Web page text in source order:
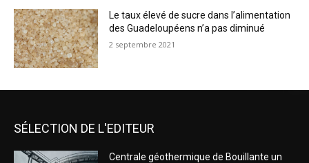
Le taux élevé de sucre dans l’alimentation
des Guadeloupéens n’a pas diminué
2 septembre 2021
SÉLECTION DE L'EDITEUR
Centrale géothermique de Bouillante un